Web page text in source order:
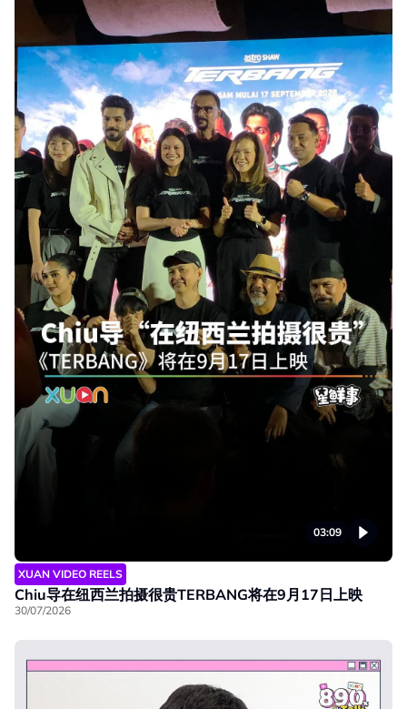
03:09
XUAN VIDEO REELS
Chiu导在纽西兰拍摄很贵TERBANG将在9月17日上映
30/07/2026